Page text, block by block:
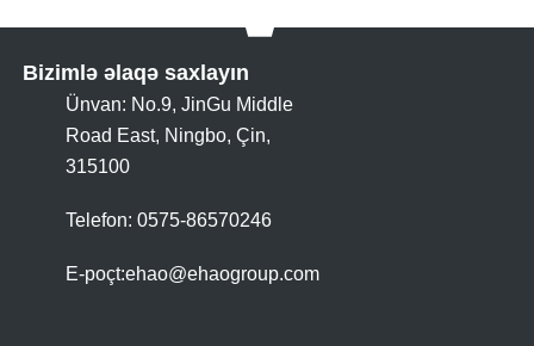
Bizimlə əlaqə saxlayın
Ünvan: No.9, JinGu Middle
Road East, Ningbo, Çin,
315100
Telefon: 0575-86570246
E-poçt:ehao@ehaogroup.com